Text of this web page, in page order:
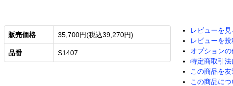
販売価格 35,700円(税込39,270円)
品番 S1407
レビューを
レビューを投
オプション
特定商取引法
この商品を
この商品に